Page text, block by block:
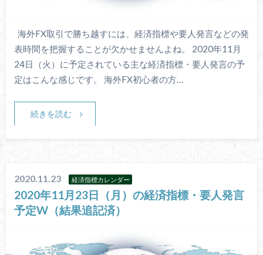
海外FX取引で勝ち越すには、経済指標や要人発言などの発
表時間を把握することが欠かせませんよね。 2020年11月
24日（火）に予定されている主な経済指標・要人発言の予
定はこんな感じです。 海外FX初心者の方…
続きを読む
2020.11.23 経済指標カレンダー
2020年11月23日（月）の経済指標・要人発言
予定W（結果追記済）